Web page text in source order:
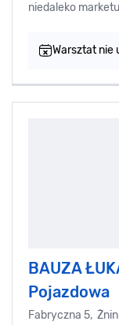
niedaleko
Warsztat nie
BAUZA
Pojazdowa
Fabryczna 5, Żnin